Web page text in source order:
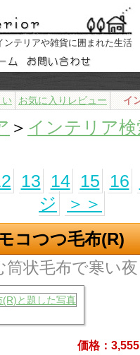
ンテリアや雑貨に囲まれた生活
お気に入りレビュー イ
＞ インテリア検
13 14 15 16
ジ
＞＞
コつつ毛布(R)
状毛布で寒い
価格：